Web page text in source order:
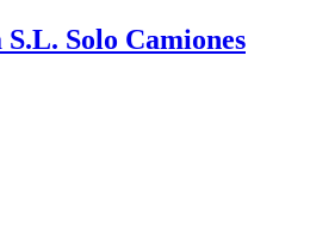
S.L. Solo Camiones